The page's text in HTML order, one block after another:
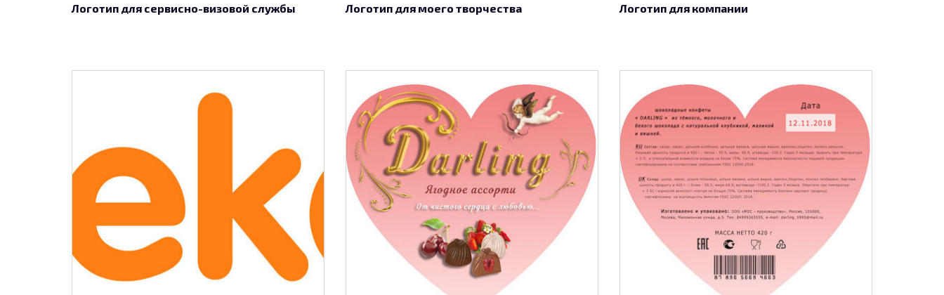
Логотип для сервисно-визовой службы Логотип для моего творчества Логотип для компании